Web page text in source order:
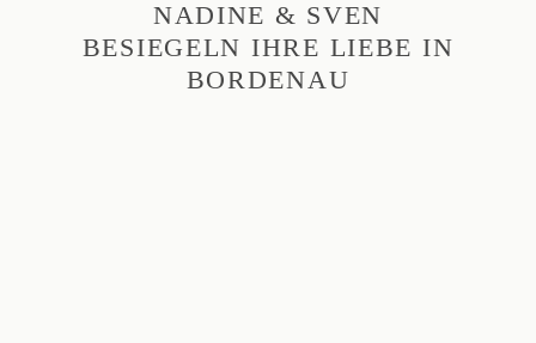
NADINE & SVEN
BESIEGELN IHRE LIEBE IN
BORDENAU